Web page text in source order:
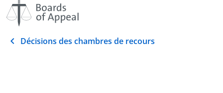
Décisions des chambres de recours